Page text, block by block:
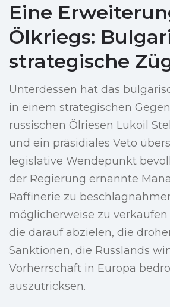
Eine
Ölkriegs:
strategische
Unterdessen hat das
in einem strategischen
russischen Ölriesen Lukoil
und ein präsidiales Veto
legislative Wendepunkt
der Regierung ernannte
Raffinerie zu
möglicherweise zu
die darauf abzielen, die
Sanktionen, die Russlands
Vorherrschaft in Europa
auszutricksen.